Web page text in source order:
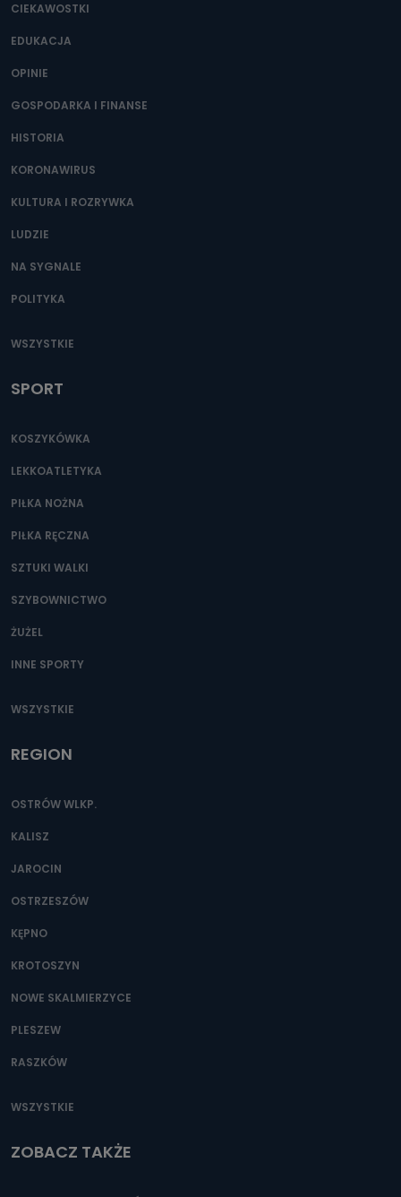
CIEKAWOSTKI
EDUKACJA
OPINIE
GOSPODARKA I FINANSE
HISTORIA
KORONAWIRUS
KULTURA I ROZRYWKA
LUDZIE
NA SYGNALE
POLITYKA
WSZYSTKIE
SPORT
KOSZYKÓWKA
LEKKOATLETYKA
PIŁKA NOŻNA
PIŁKA RĘCZNA
SZTUKI WALKI
SZYBOWNICTWO
ŻUŻEL
INNE SPORTY
WSZYSTKIE
REGION
OSTRÓW WLKP.
KALISZ
JAROCIN
OSTRZESZÓW
KĘPNO
KROTOSZYN
NOWE SKALMIERZYCE
PLESZEW
RASZKÓW
WSZYSTKIE
ZOBACZ TAKŻE